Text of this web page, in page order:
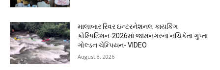
માલાબાર રિવર ઇન્ટરનેશનલ કાયકિંગ
કોમ્પિટિશન-2026માં જામનગરના નચિકેતા ગુપ્તા
ગોલ્ડન ચેમ્પિયન- VIDEO
August 8, 2026